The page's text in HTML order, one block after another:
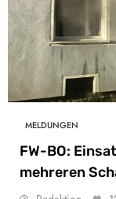
MELDUNGEN
FW-BO:
mehreren